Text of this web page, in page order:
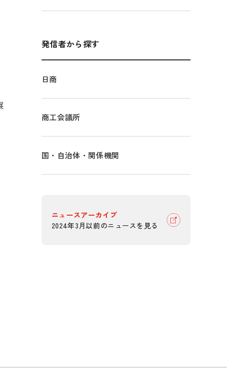
発信者から探す
日商
商工会議所
国・自治体・関係機関
ニュースアーカイブ
2024年3月以前のニュースを見る